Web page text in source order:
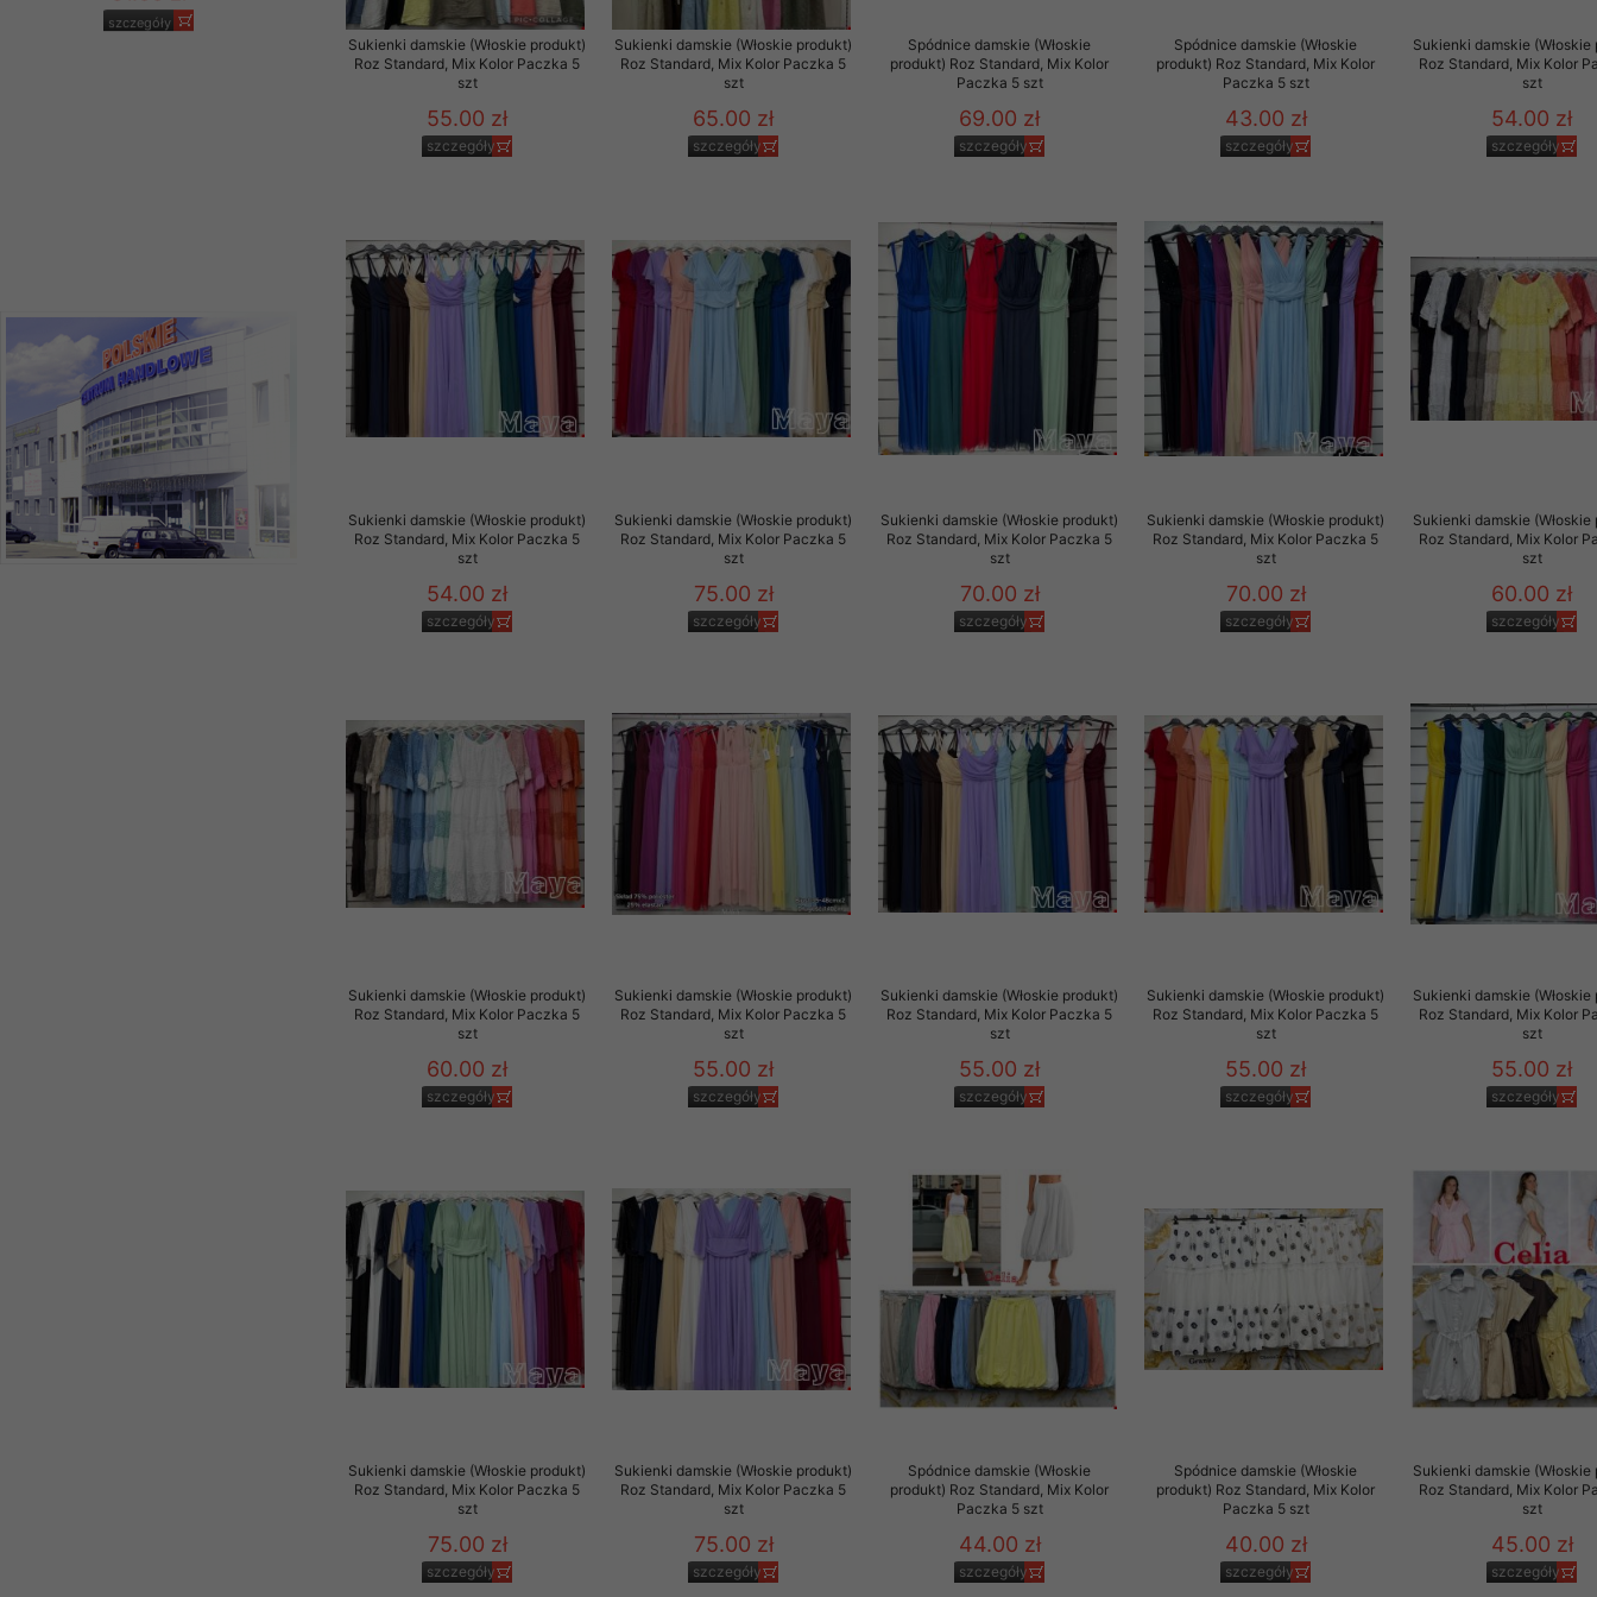
jeansy Roz 25-30, 1
Kolor Paczka 10 szt
Sukienki damskie (Włoskie produkt)
Roz Standard, Mix Kolor Paczka 5
szt
55.00 zł
szczegóły
Sukienki damskie (Włoskie produkt)
Roz Standard, Mix Kolor Paczka 5
szt
65.00 zł
szczegóły
Spódnice damskie (Włoskie
produkt) Roz Standard, Mix Kolor
Paczka 5 szt
69.00 zł
szczegóły
Spódnice damskie (Włoskie
produkt) Roz Standard, Mix Kolor
Paczka 5 szt
43.00 zł
szczegóły
Sukienki damskie (Włoskie
Roz Standard, Mix Kolor
szt
54.00 zł
szczegóły
Sukienki damskie (Włoskie produkt)
Roz Standard, Mix Kolor Paczka 5
szt
54.00 zł
szczegóły
Sukienki damskie (Włoskie produkt)
Roz Standard, Mix Kolor Paczka 5
szt
75.00 zł
szczegóły
Sukienki damskie (Włoskie produkt)
Roz Standard, Mix Kolor Paczka 5
szt
70.00 zł
szczegóły
Sukienki damskie (Włoskie produkt)
Roz Standard, Mix Kolor Paczka 5
szt
70.00 zł
szczegóły
Sukienki damskie (Włoskie
Roz Standard, Mix Kolor
szt
60.00 zł
szczegóły
Sukienki damskie (Włoskie produkt)
Roz Standard, Mix Kolor Paczka 5
szt
60.00 zł
szczegóły
Sukienki damskie (Włoskie produkt)
Roz Standard, Mix Kolor Paczka 5
szt
55.00 zł
szczegóły
Sukienki damskie (Włoskie produkt)
Roz Standard, Mix Kolor Paczka 5
szt
55.00 zł
szczegóły
Sukienki damskie (Włoskie produkt)
Roz Standard, Mix Kolor Paczka 5
szt
55.00 zł
szczegóły
Sukienki damskie (Włoskie
Roz Standard, Mix Kolor
szt
55.00 zł
szczegóły
Sukienki damskie (Włoskie produkt)
Roz Standard, Mix Kolor Paczka 5
szt
75.00 zł
szczegóły
Sukienki damskie (Włoskie produkt)
Roz Standard, Mix Kolor Paczka 5
szt
75.00 zł
szczegóły
Spódnice damskie (Włoskie
produkt) Roz Standard, Mix Kolor
Paczka 5 szt
44.00 zł
szczegóły
Spódnice damskie (Włoskie
produkt) Roz Standard, Mix Kolor
Paczka 5 szt
40.00 zł
szczegóły
Sukienki damskie (Włoskie
Roz Standard, Mix Kolor
szt
45.00 zł
szczegóły